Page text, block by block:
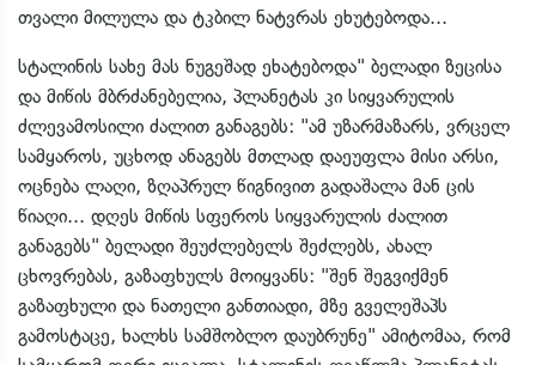
თვალი მილულა და ტკბილ ნატვრას ეხუტებოდა...
სტალინის სახე მას ნუგეშად ეხატებოდა" ბელადი ზეცისა
და მიწის მბრძანებელია, პლანეტას კი სიყვარულის
ძლევამოსილი ძალით განაგებს: "ამ უზარმაზარს, ვრცელ
სამყაროს, უცხოდ ანაგებს მთლად დაეუფლა მისი არსი,
ოცნება ლაღი, ზღაპრულ წიგნივით გადაშალა მან ცის
წიაღი... დღეს მიწის სფეროს სიყვარულის ძალით
განაგებს" ბელადი შეუძლებელს შეძლებს, ახალ
ცხოვრებას, გაზაფხულს მოიყვანს: "შენ შეგვიქმენ
გაზაფხული და ნათელი განთიადი, მზე გველეშაპს
გამოსტაცე, ხალხს სამშობლო დაუბრუნე" ამიტომაა, რომ